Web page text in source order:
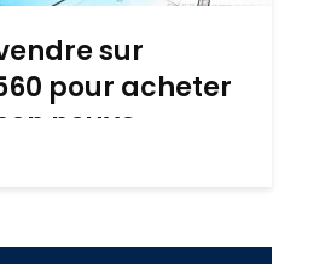
sur
pour acheter
neuve